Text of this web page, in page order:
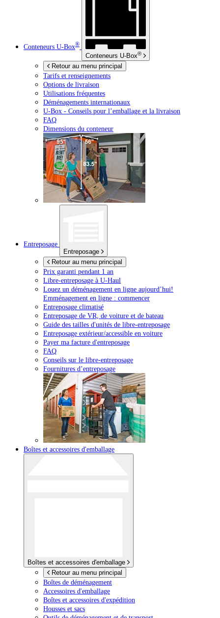
Conteneurs U-Box®
Conteneurs U-Box®
Retour au menu principal
Tarifs et renseignements
Options de livraison
Utilisations fréquentes
Déménagements internationaux
U-Box - Conseils pour l’emballage et la livraison
FAQ
Dimensions du conteneur
Entreposage
Entreposage
Retour au menu principal
Prix garanti pendant 1 an
Libre-entreposage à U-Haul
Louez un déménagement en ligne aujourd’hui!
Emménagement en ligne : commencer
Entreposage climatisé
Entreposage de VR, de voiture et de bateau
Guide des tailles d'unités de libre-entreposage
Entreposage extérieur/accessible en voiture
Payer ma facture d'entreposage
FAQ
Conseils sur le libre-entreposage
Fournitures d’entreposage
Boîtes et accessoires d'emballage
Boîtes et accessoires d'emballage
Retour au menu principal
Boîtes de déménagement
Accessoires d'emballage
Boîtes et accessoires d'expédition
Housses et sacs